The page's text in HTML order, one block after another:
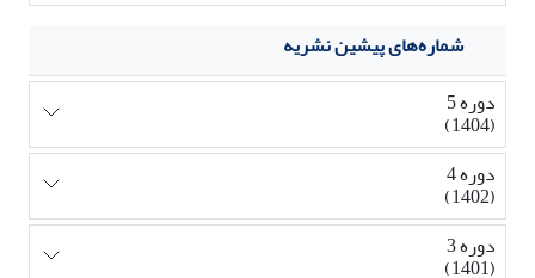
شماره‌های پیشین نشریه
دوره 5
(1404)
دوره 4
(1402)
دوره 3
(1401)